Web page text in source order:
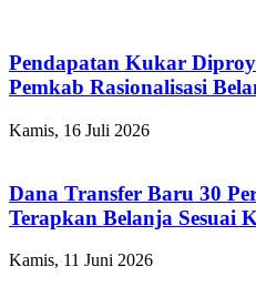
Pendapatan Kukar
Pemkab Rasionalisasi
Kamis, 16 Juli 2026
Dana Transfer Baru 30
Terapkan Belanja Sesuai
Kamis, 11 Juni 2026